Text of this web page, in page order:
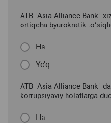
ATB "Asia Alliance Bank"
ortiqcha byurokratik
Ha
Yo'q
ATB "Asia Alliance Bank"
korrupsiyaviy holatlarga
Ha